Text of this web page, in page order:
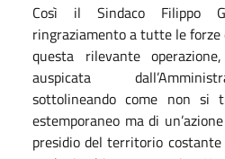
Così il Sindaco Filippo
ringraziamento a tutte le forze
questa rilevante
auspicata
sottolineando come non
estemporaneo ma di
presidio del territorio